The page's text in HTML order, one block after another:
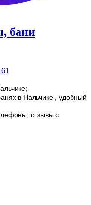
бани
в Нальчике , удобный
отзывы с